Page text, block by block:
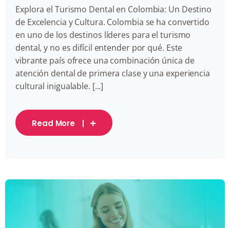
Explora el Turismo Dental en Colombia: Un Destino
de Excelencia y Cultura. Colombia se ha convertido
en uno de los destinos líderes para el turismo
dental, y no es difícil entender por qué. Este
vibrante país ofrece una combinación única de
atención dental de primera clase y una experiencia
cultural inigualable. [...]
Read More